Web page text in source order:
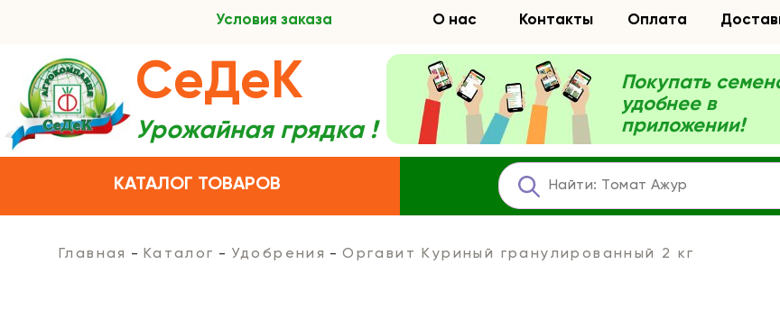
Условия заказа О нас Контакты Оплата
КАТАЛОГ ТОВАРОВ
СеДеК
Урожайная грядка !
Покупать
удобнее в
приложении!
Главная Каталог Удобрения Оргавит Куриный гранулированный 2 кг